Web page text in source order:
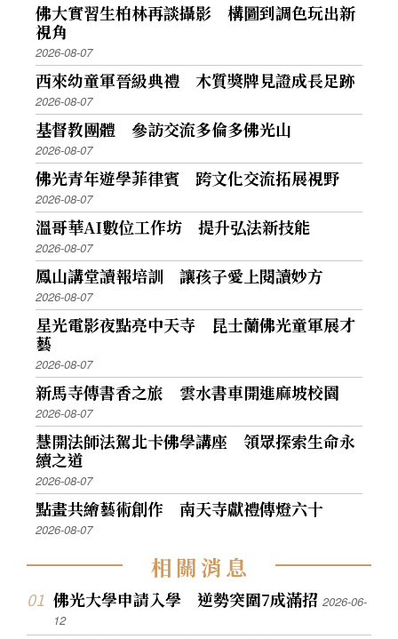
佛大實習生柏林再談攝影 構圖到調色玩出新
視角
2026-08-07
西來幼童軍晉級典禮 木質獎牌見證成長足跡
2026-08-07
基督教團體 參訪交流多倫多佛光山
2026-08-07
佛光青年遊學菲律賓 跨文化交流拓展視野
2026-08-07
溫哥華AI數位工作坊 提升弘法新技能
2026-08-07
鳳山講堂讀報培訓 讓孩子愛上閱讀妙方
2026-08-07
星光電影夜點亮中天寺 昆士蘭佛光童軍展才
藝
2026-08-07
新馬寺傳書香之旅 雲水書車開進麻坡校園
2026-08-07
慧開法師法駕北卡佛學講座 領眾探索生命永
續之道
2026-08-07
點畫共繪藝術創作 南天寺獻禮傳燈六十
2026-08-07
相關消息
佛光大學申請入學 逆勢突圍7成滿招2026-06-
12